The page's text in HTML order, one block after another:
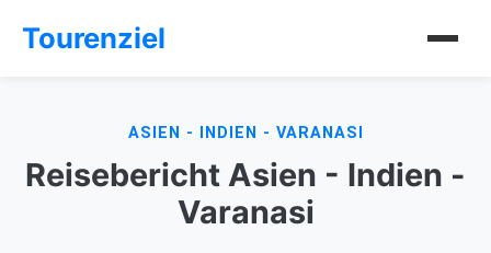
Tourenziel
ASIEN - INDIEN - VARANASI
Reisebericht Asien - Indien -
Varanasi